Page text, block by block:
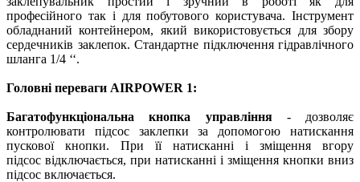
професійного так і для побутового користувача. Інструмент
обладнаний контейнером, який використовується для збору
сердечників заклепок. Стандартне підключення гідравлічного
шланга 1/4 ‘‘.
Головні переваги AIRPOWER 1:
Багатофункціональна кнопка управління- дозволяє
контролювати підсос заклепки за допомогою натискання
пускової кнопки. При її натисканні і зміщення вгору
підсос відключається, при натисканні і зміщення кнопки вниз
підсос включається.